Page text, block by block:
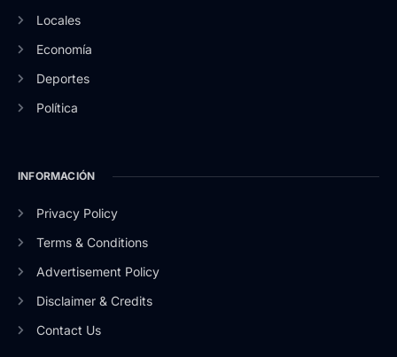
Locales
Economía
Deportes
Política
INFORMACIÓN
Privacy Policy
Terms & Conditions
Advertisement Policy
Disclaimer & Credits
Contact Us